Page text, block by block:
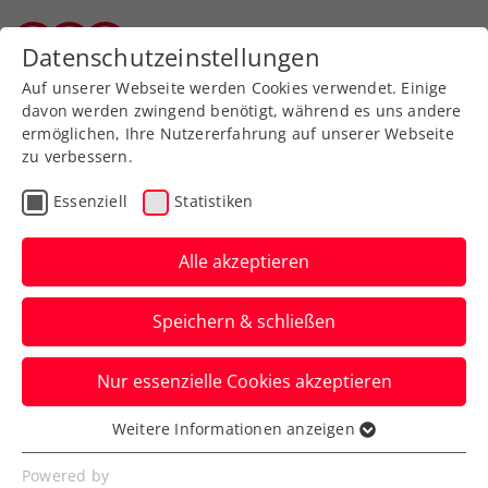
Zurück zur Newsübersicht
Turniere
NÖ Open powered by
EVN: Die Welt zu Gast in
Tulln
Die vorläufige Spielerliste des ATP-100-
Challengers in Niederösterreich (1. bis 8.
September) ist bekannt.
Verfasst von: Presseaussendung / Redaktion, 21.08.2024
Datenschutzeinstellungen
Auf unserer Webseite werden Cookies verwendet. Einige
davon werden zwingend benötigt, während es uns andere
ermöglichen, Ihre Nutzererfahrung auf unserer Webseite
zu verbessern.
Essenziell Statistiken
Alle akzeptieren
Speichern & schließen
Nur essenzielle Cookies akzeptieren
Essenziell
Essenzielle Cookies werden für grundlegende
Weitere Informationen anzeigen
Powered by